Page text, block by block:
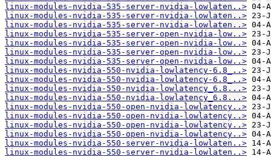
linux-modules-nvidia-535-server-nvidia-lowlaten..>
linux-modules-nvidia-535-server-nvidia-lowlaten..>
linux-modules-nvidia-535-server-nvidia-lowlaten..>
linux-modules-nvidia-535-server-open-nvidia-low..>
linux-modules-nvidia-535-server-open-nvidia-low..>
linux-modules-nvidia-535-server-open-nvidia-low..>
linux-modules-nvidia-535-server-open-nvidia-low..>
linux-modules-nvidia-550-nvidia-lowlatency-6.8_..>
linux-modules-nvidia-550-nvidia-lowlatency-6.8_..>
linux-modules-nvidia-550-nvidia-lowlatency_6.8...>
linux-modules-nvidia-550-nvidia-lowlatency_6.8...>
linux-modules-nvidia-550-open-nvidia-lowlatency..>
linux-modules-nvidia-550-open-nvidia-lowlatency..>
linux-modules-nvidia-550-open-nvidia-lowlatency..>
linux-modules-nvidia-550-open-nvidia-lowlatency..>
linux-modules-nvidia-550-server-nvidia-lowlaten..>
linux-modules-nvidia-550-server-nvidia-lowlaten..>